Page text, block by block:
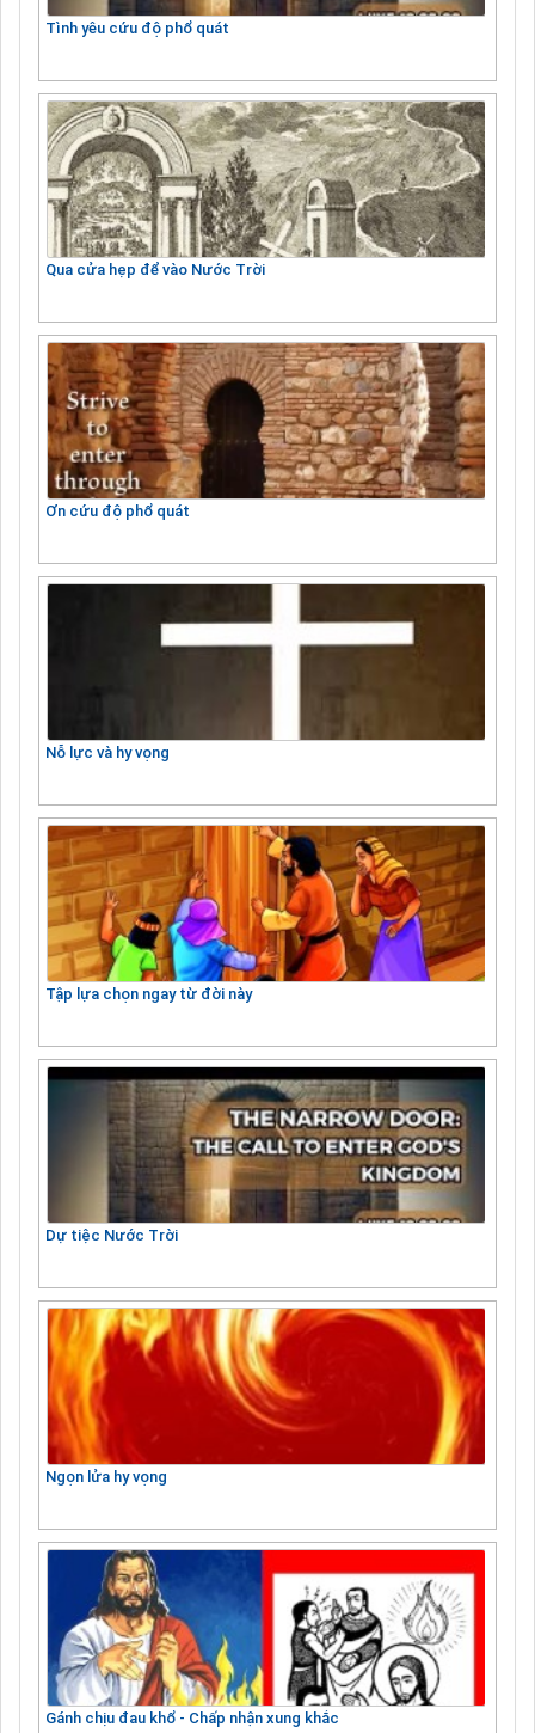
Tình yêu cứu độ phổ quát
Qua cửa hẹp để vào Nước Trời
Ơn cứu độ phổ quát
Nỗ lực và hy vọng
Tập lựa chọn ngay từ đời này
Dự tiệc Nước Trời
Ngọn lửa hy vọng
Gánh chịu đau khổ - Chấp nhận xung khắc